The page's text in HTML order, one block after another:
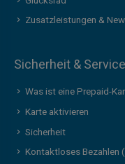
Zusatzleistungen &
Sicherheit &
Was ist eine Prepaid-
Karte aktivieren
Sicherheit
Kontaktloses Bezahlen